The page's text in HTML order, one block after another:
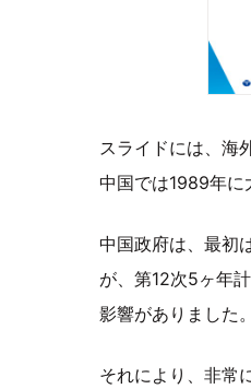
スライドには、海
中国では1989年に
中国政府は、最初
が、第12次5ヶ年
影響がありました。
それにより、非常